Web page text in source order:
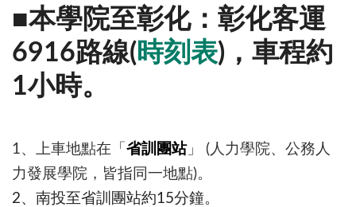
■本學院至彰化：彰化客運
6916路線(時刻表)，車程約
1小時。
1、上車地點在「 省訓團站」 (人力學院、公務人
力發展學院，皆指同一地點)。
2、南投至省訓團站約15分鐘。